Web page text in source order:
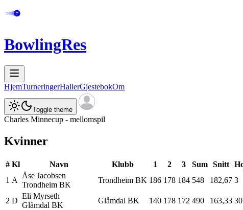
BowlingRes
HjemTurneringerHallerGjestebokOm
Toggle theme
Charles Minnecup - mellomspil
Kvinner
# Kl Navn Klubb 1 2 3 Sum Snitt
1 A
Åse Jacobsen
Trondheim BK
Trondheim BK 186 178 184 548 182,67 3
2 D
Eli Myrseth
Glåmdal BK
Glåmdal BK 140 178 172 490 163,33 30